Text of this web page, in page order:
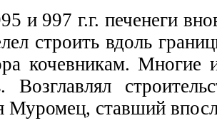
и 997 г.г. печенеги
строить вдоль
кочевникам. Многие
Возглавлял
Муромец, ставший